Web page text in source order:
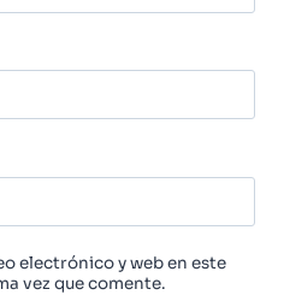
electrónico y web en este
vez que comente.